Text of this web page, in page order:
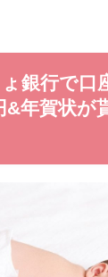
銀行で口
&年賀状が